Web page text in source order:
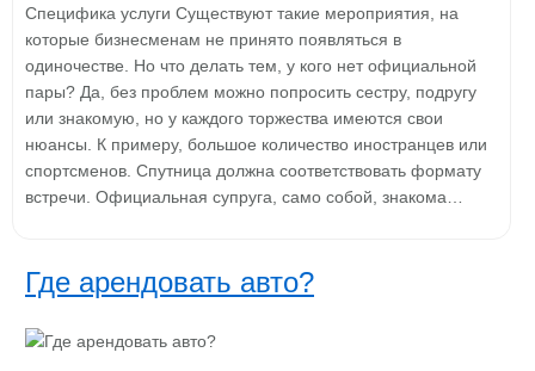
Специфика услуги Существуют такие мероприятия, на
которые бизнесменам не принято появляться в
одиночестве. Но что делать тем, у кого нет официальной
пары? Да, без проблем можно попросить сестру, подругу
или знакомую, но у каждого торжества имеются свои
нюансы. К примеру, большое количество иностранцев или
спортсменов. Спутница должна соответствовать формату
встречи. Официальная супруга, само собой, знакома…
Где арендовать авто?